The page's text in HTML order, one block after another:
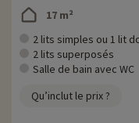
17 m²
2 lits simples ou 1 lit
2 lits superposés
Salle de bain avec WC
Qu’inclut le prix ?